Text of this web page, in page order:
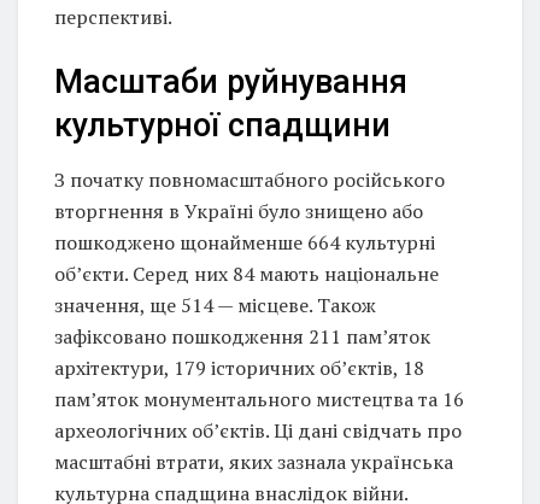
перспективі.
Масштаби руйнування
культурної спадщини
З початку повномасштабного російського
вторгнення в Україні було знищено або
пошкоджено щонайменше 664 культурні
об’єкти. Серед них 84 мають національне
значення, ще 514 — місцеве. Також
зафіксовано пошкодження 211 пам’яток
архітектури, 179 історичних об’єктів, 18
пам’яток монументального мистецтва та 16
археологічних об’єктів. Ці дані свідчать про
масштабні втрати, яких зазнала українська
культурна спадщина внаслідок війни.